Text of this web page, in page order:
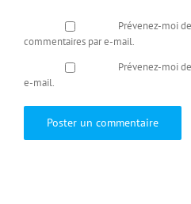
Prévenez-moi
commentaires par e-mail.
Prévenez-moi
e-mail.